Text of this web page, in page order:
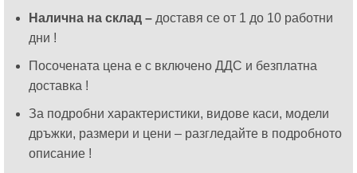
Налична на склад –доставя се от 1 до 10 работни
дни !
Посочената цена е с включено ДДС и безплатна
доставка !
За подробни характеристики, видове каси, модели
дръжки, размери и цени – разгледайте в подробното
описание !